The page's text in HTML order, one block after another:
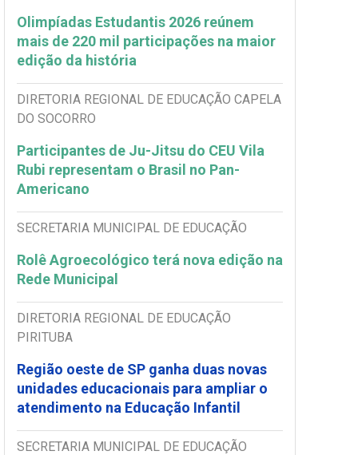
Olimpíadas Estudantis 2026 reúnem
mais de 220 mil participações na maior
edição da história
DIRETORIA REGIONAL DE EDUCAÇÃO CAPELA
DO SOCORRO
Participantes de Ju-Jitsu do CEU Vila
Rubi representam o Brasil no Pan-
Americano
SECRETARIA MUNICIPAL DE EDUCAÇÃO
Rolê Agroecológico terá nova edição na
Rede Municipal
DIRETORIA REGIONAL DE EDUCAÇÃO
PIRITUBA
Região oeste de SP ganha duas novas
unidades educacionais para ampliar o
atendimento na Educação Infantil
SECRETARIA MUNICIPAL DE EDUCAÇÃO